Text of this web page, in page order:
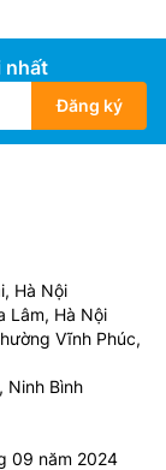
buôn vui lòng
tư vấn về giá
trình lớn
thuật cũng
tại công
vui lòng liên
vui lòng liên
vui lòng liên
nhất
Đăng ký
Hà Nội
Lâm, Hà Nội
Vĩnh Phúc,
Ninh Bình
09 năm 2024